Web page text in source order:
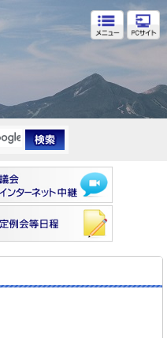
福島県議会